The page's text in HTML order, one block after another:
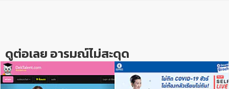
ดูต่อเลย อารมณ์ไม่สะดุด